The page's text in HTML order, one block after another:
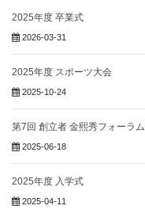
2025年度 卒業式
2026-03-31
2025年度 スポーツ大会
2025-10-24
第7回 創立者 金熙秀フォーラム
2025-06-18
2025年度 入学式
2025-04-11